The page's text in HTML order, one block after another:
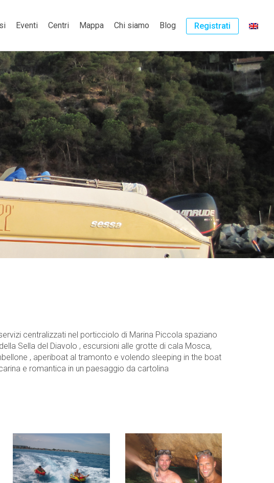
Eventi Centri Mappa Chi siamo Blog Registrati
centralizzati nel porticciolo di Marina Piccola spaziano
Sella del Diavolo , escursioni alle grotte di cala Mosca,
, aperiboat al tramonto e volendo sleeping in the boat
e romantica in un paesaggio da cartolina